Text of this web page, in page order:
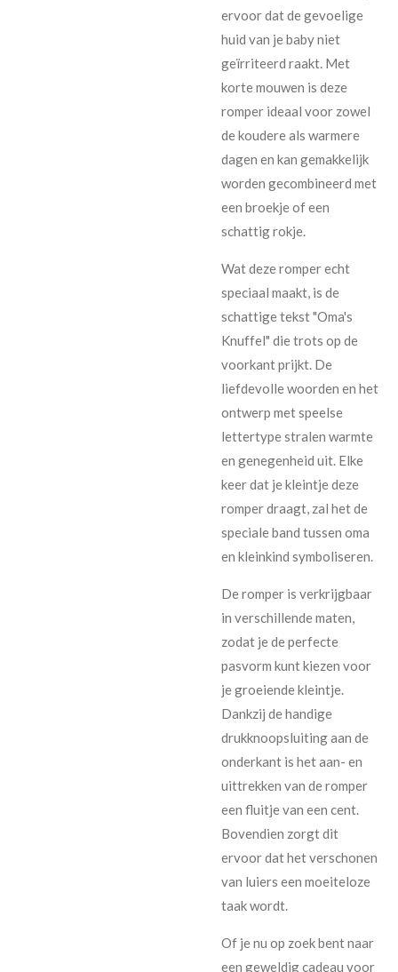
ervoor dat de gevoelige
huid van je baby niet
geïrriteerd raakt. Met
korte mouwen is deze
romper ideaal voor zowel
de koudere als warmere
dagen en kan gemakkelijk
worden gecombineerd met
een broekje of een
schattig rokje.
Wat deze romper echt
speciaal maakt, is de
schattige tekst "Oma's
Knuffel" die trots op de
voorkant prijkt. De
liefdevolle woorden en het
ontwerp met speelse
lettertype stralen warmte
en genegenheid uit. Elke
keer dat je kleintje deze
romper draagt, zal het de
speciale band tussen oma
en kleinkind symboliseren.
De romper is verkrijgbaar
in verschillende maten,
zodat je de perfecte
pasvorm kunt kiezen voor
je groeiende kleintje.
Dankzij de handige
drukknoopsluiting aan de
onderkant is het aan- en
uittrekken van de romper
een fluitje van een cent.
Bovendien zorgt dit
ervoor dat het verschonen
van luiers een moeiteloze
taak wordt.
Of je nu op zoek bent naar
een geweldig cadeau voor